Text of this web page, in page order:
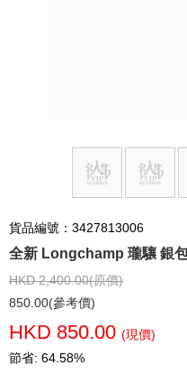
貨品編號：3427813006
全新 Longchamp 瓏驤 銀
HKD 2,400.00(原價)
850.00(參考價)
HKD 850.00 (現價)
節省: 64.58%